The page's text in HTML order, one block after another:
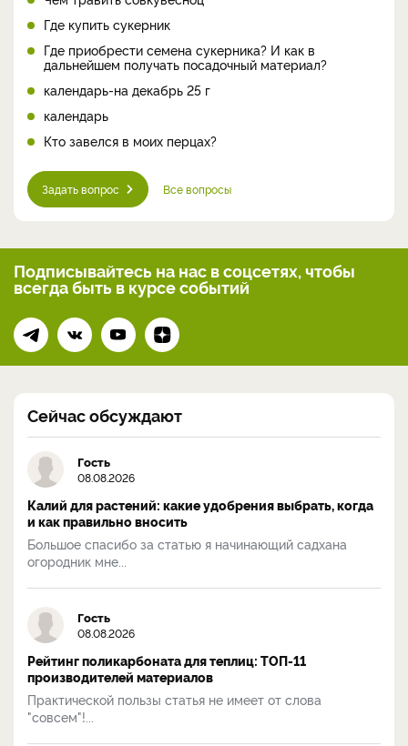
Где купить сукерник
Где приобрести семена сукерника? И как в
дальнейшем получать посадочный материал?
календарь-на декабрь 25 г
календарь
Кто завелся в моих перцах?
Задать вопрос Все вопросы
Подписывайтесь на нас в соцсетях, чтобы
всегдабыть в курсе событий
Сейчас обсуждают
Гость
08.08.2026
Калий для растений: какие удобрения выбрать, когда
и как правильно вносить
Большое спасибо за статью я начинающий садхана
огородник мне...
Гость
08.08.2026
Рейтинг поликарбоната для теплиц: ТОП-11
производителей материалов
Практической пользы статья не имеет от слова
"совсем"!...